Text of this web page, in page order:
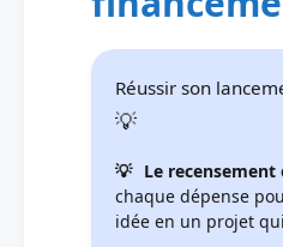
Réussir son
Le
chaque dépense
idée en un projet